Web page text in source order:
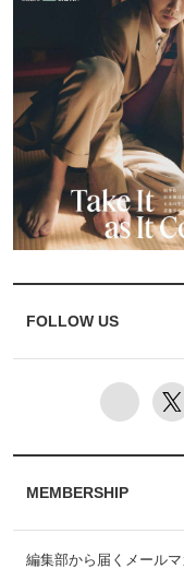
FOLLOW US
MEMBERSHIP
編集部から届くメール